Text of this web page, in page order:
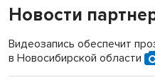
Новости
Видеозапись обеспечит
в Новосибирской области